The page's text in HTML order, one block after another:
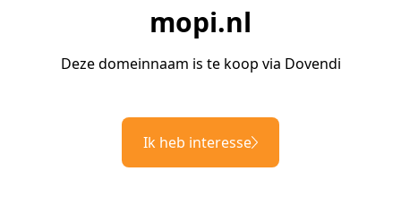
mopi.nl
Deze domeinnaam is te koop via Dovendi
Ik heb interesse